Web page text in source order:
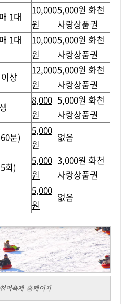
1대
10,000
원
5,000원 화천
사랑상품권
1대
10,000
원
5,000원 화천
사랑상품권
상
12,000
원
5,000원 화천
사랑상품권
8,000
원
5,000원 화천
사랑상품권
분)
5,000
원
없음
회)
5,000
원
3,000원 화천
사랑상품권
5,000
원
없음
어축제 홈페이지